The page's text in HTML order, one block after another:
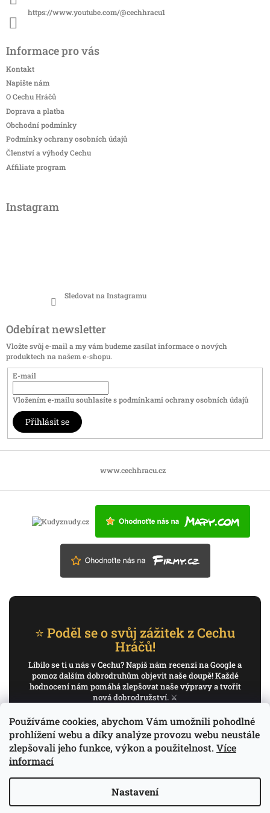
Používáme cookies, abychom Vám umožnili pohodlné
prohlížení webu a díky analýze provozu webu neustále
zlepšovali jeho funkce, výkon a použitelnost. Více
informací
Nastavení
https://www.youtube.com/@cechhracu1
Informace pro vás
Kontakt
Napište nám
O Cechu Hráčů
Doprava a platba
Obchodní podmínky
Podmínky ochrany osobních údajů
Členství a výhody Cechu
Affiliate program
Instagram
Sledovat na Instagramu
Odebírat newsletter
Vložte svůj e-mail a my vám budeme zasílat informace o nových
produktech na našem e-shopu.
E-mail
Vložením e-mailu souhlasíte spodmínkami ochrany osobních údajů
Přihlásit se
www.cechhracu.cz
⭐ Poděl se o svůj zážitek z Cechu
Hráčů!
Líbilo se ti u nás v Cechu? Napiš nám recenzi na Google a
pomoz dalším dobrodruhům objevit naše doupě! Každé
hodnocení nám pomáhá zlepšovat naše výpravy a tvořit
nová dobrodružství. ⚔️
✍️ Napiš recenzi na Google
Děkujeme, že pomáháš psát příběh Cechu Hráčů.